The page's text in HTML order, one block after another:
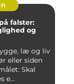
falster:
og
læ og liv
eller siden
Skal
e...